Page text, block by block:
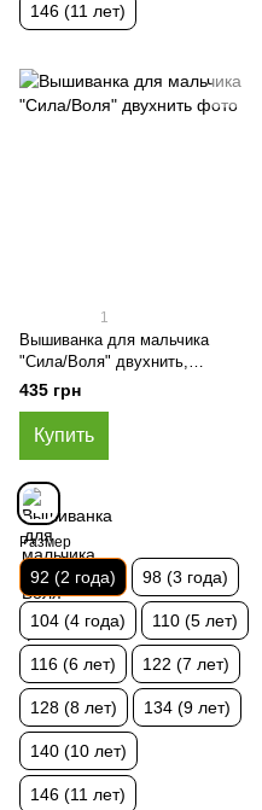
146 (11 лет)
1
Вышиванка для мальчика
"Сила/Воля" двухнить,
Черный, 92 (2 года)
435 грн
Купить
Размер
92 (2 года) 98 (3 года)
104 (4 года) 110 (5 лет)
116 (6 лет) 122 (7 лет)
128 (8 лет) 134 (9 лет)
140 (10 лет)
146 (11 лет)